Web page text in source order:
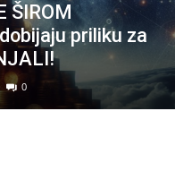
ŠIROM
priliku za
0